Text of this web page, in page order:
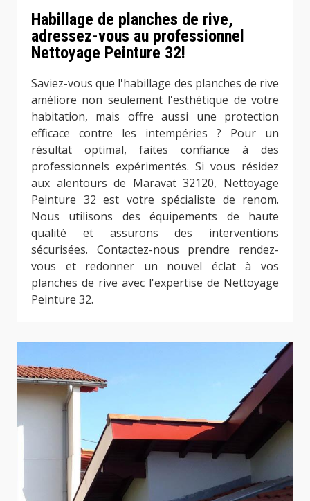
Habillage de planches de rive,
adressez-vous au professionnel
Nettoyage Peinture 32!
Saviez-vous que l'habillage des planches de rive
améliore non seulement l'esthétique de votre
habitation, mais offre aussi une protection
efficace contre les intempéries ? Pour un
résultat optimal, faites confiance à des
professionnels expérimentés. Si vous résidez
aux alentours de Maravat 32120, Nettoyage
Peinture 32 est votre spécialiste de renom.
Nous utilisons des équipements de haute
qualité et assurons des interventions
sécurisées. Contactez-nous prendre rendez-
vous et redonner un nouvel éclat à vos
planches de rive avec l'expertise de Nettoyage
Peinture 32.